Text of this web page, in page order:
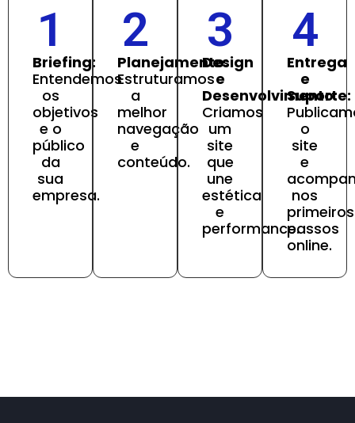
1
Briefing:
Entendemos
os
objetivos
e o
público
da
sua
empresa.
2
Planejamento:
Estruturamos
a
melhor
navegação
e
conteúdo.
3
Design
e
Desenvolvimento:
Criamos
um
site
que
une
estética
e
performance.
4
Entrega
e
Suporte:
o
site
e
nos
primeiros
passos
online.